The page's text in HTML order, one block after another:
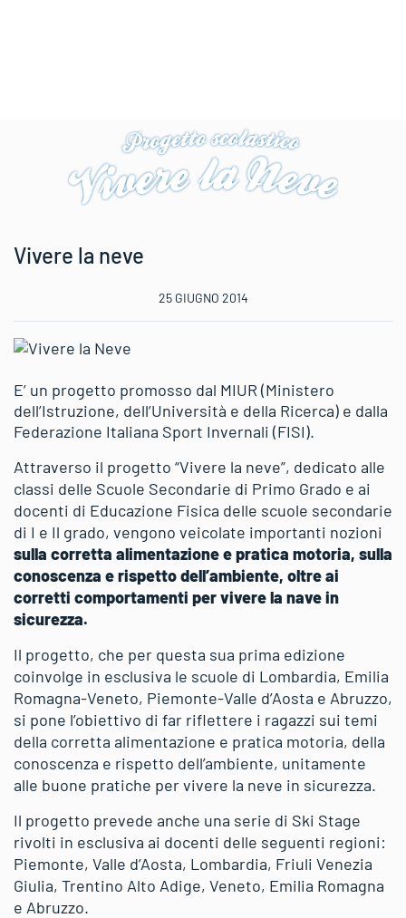
Vivere la neve
25 GIUGNO 2014
E’ un progetto promosso dal MIUR (Ministero
dell’Istruzione, dell’Università e della Ricerca) e dalla
Federazione Italiana Sport Invernali (FISI).
Attraverso il progetto “Vivere la neve”, dedicato alle
classi delle Scuole Secondarie di Primo Grado e ai
docenti di Educazione Fisica delle scuole secondarie
di I e Il grado, vengono veicolate importanti nozioni
sulla corretta alimentazione e pratica motoria, sulla
conoscenza e rispetto dell’ambiente, oltre ai
corretti comportamenti per vivere la nave in
sicurezza.
Il progetto, che per questa sua prima edizione
coinvolge in esclusiva le scuole di Lombardia, Emilia
Romagna-Veneto, Piemonte-Valle d’Aosta e Abruzzo,
si pone l’obiettivo di far riflettere i ragazzi sui temi
della corretta alimentazione e pratica motoria, della
conoscenza e rispetto dell’ambiente, unitamente
alle buone pratiche per vivere la neve in sicurezza.
Il progetto prevede anche una serie di Ski Stage
rivolti in esclusiva ai docenti delle seguenti regioni:
Piemonte, Valle d’Aosta, Lombardia, Friuli Venezia
Giulia, Trentino Alto Adige, Veneto, Emilia Romagna
e Abruzzo.